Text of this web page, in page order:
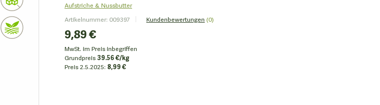
Aufstriche & Nussbutter
Artikelnummer: 009397 Kundenbewertungen (0)
9,89 €
MwSt. im Preis inbegriffen
Grundpreis39.56 €/kg
Preis 2.5.2025: 8,99 €